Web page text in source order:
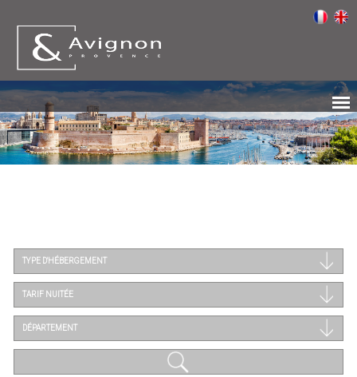
TYPE D'HÉBERGEMENT
TARIF NUITÉE
DÉPARTEMENT